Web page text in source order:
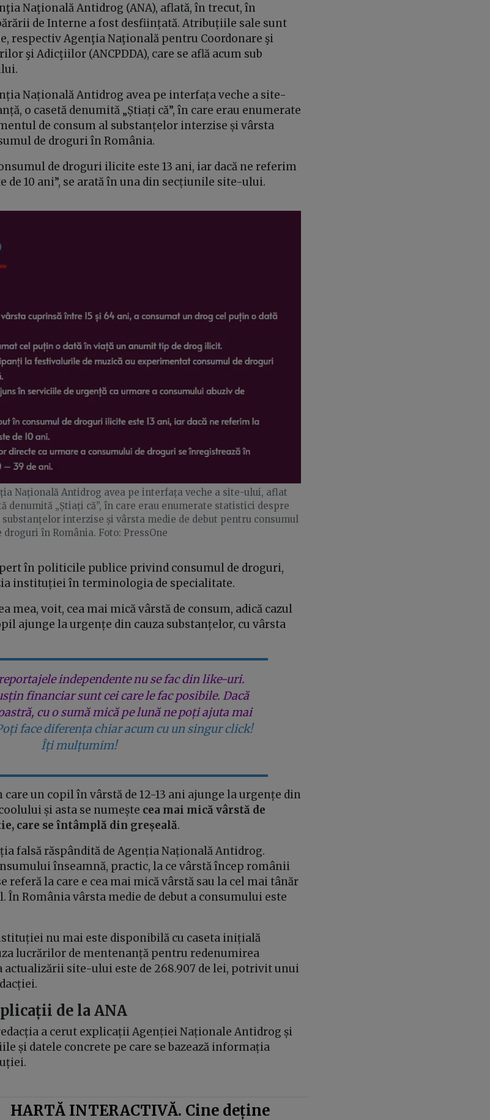
Naţională Antidrog (ANA), aflată, în trecut, în
de Interne a fost desființată. Atribuțiile sale sunt
respectiv Agenţia Naţională pentru Coordonare şi
şi Adicţiilor (ANCPDDA), care se află acum sub
Națională Antidrog avea pe interfața veche a site-
o casetă denumită „Știați că”, în care erau enumerate
de consum al substanțelor interzise și vârsta
de droguri în România.
de droguri ilicite este 13 ani, iar dacă ne referim
de 10 ani”, se arată în una din secțiunile site-ului.
Națională Antidrog avea pe interfața veche a site-ului, aflat
denumită „Știați că”, în care erau enumerate statistici despre
interzise și vârsta medie de debut pentru consumul
droguri în România. Foto: PressOne
în politicile publice privind consumul de droguri,
instituției în terminologia de specialitate.
mea, voit, cea mai mică vârstă de consum, adică cazul
ajunge la urgențe din cauza substanțelor, cu vârsta
independente nu se fac din like-uri.
financiar sunt cei care le fac posibile. Dacă
cu o sumă mică pe lună ne poți ajuta mai
face diferența chiar acum cu un singur click!
Îți mulțumim!
care un copil în vârstă de 12-13 ani ajunge la urgențe din
și asta se numește cea mai mică vârstă de
care se întâmplă din greșeală.
falsă răspândită de Agenția Națională Antidrog.
înseamnă, practic, la ce vârstă încep românii
referă la care e cea mai mică vârstă sau la cel mai tânăr
În România vârsta medie de debut a consumului este
nu mai este disponibilă cu caseta inițială
lucrărilor de mentenanță pentru redenumirea
actualizării site-ului este de 268.907 de lei, potrivit unui
de la ANA
a cerut explicații Agenției Naționale Antidrog și
și datele concrete pe care se bazează informația
HARTĂ INTERACTIVĂ. Cine deține